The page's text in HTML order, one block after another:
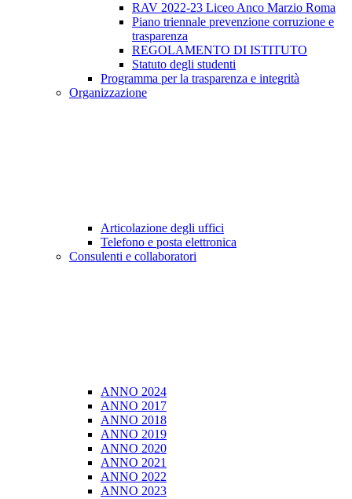
RAV 2022-23 Liceo Anco Marzio Roma
Piano triennale prevenzione corruzione e
trasparenza
REGOLAMENTO DI ISTITUTO
Statuto degli studenti
Programma per la trasparenza e integrità
Organizzazione
Articolazione degli uffici
Telefono e posta elettronica
Consulenti e collaboratori
ANNO 2024
ANNO 2017
ANNO 2018
ANNO 2019
ANNO 2020
ANNO 2021
ANNO 2022
ANNO 2023